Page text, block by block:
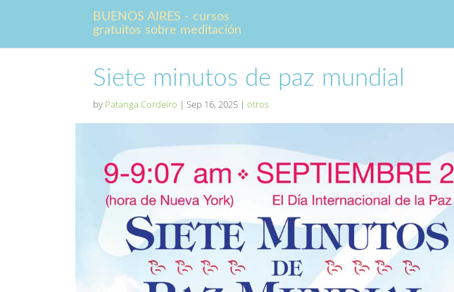
BUENOS AIRES - cursos
gratuitos sobre meditación
Siete minutos de paz mundial
by Patanga Cordeiro | Sep 16, 2025 | otros